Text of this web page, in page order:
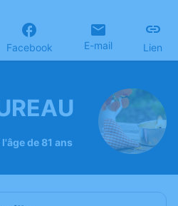
Facebook E-mail Lien
de 81 ans